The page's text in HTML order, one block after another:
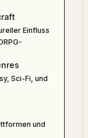
Einfluss
Sci-Fi, und
und